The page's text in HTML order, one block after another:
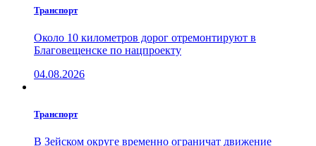
Транспорт
Около 10 километров дорог отремонтируют в
Благовещенске по нацпроекту
04.08.2026
Транспорт
В Зейском округе временно ограничат движение